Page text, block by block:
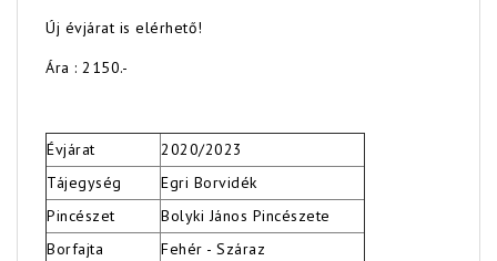
Új évjárat is elérhető!
Ára : 2150.-
Évjárat
2020/2023
Tájegység
Egri Borvidék
Pincészet
Bolyki János Pincészete
Borfajta
Fehér - Száraz